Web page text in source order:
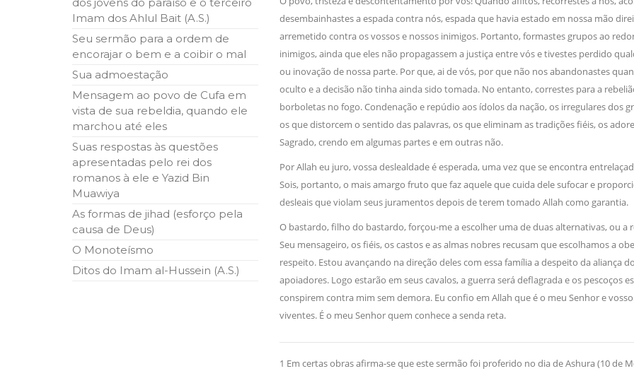
ter entrado numa guerra cultural e religiosa de magnitude. Mais
Hejrita. Desejamos a todos os
10 DE NOVEMBRO DE 2013
Falecimento do Imam Ali Ibn Al-Hussein (A.S.)
relembramos o martírio do quarto Imam dos muçulmanos, o Imam Ali Ibn Al-
Hussein Ibn Ali Ibn Abi Táleb (A.S.), conhecido por “Zein Al-Ábidin” (Formosura
NOTÍCIAS
3 DE JULHO DE 2014
Centro Islâmico no
Relações Exteriores
sede, em São Paulo, o ex-
do Irã, Sr. Kamal Kharrazi, que
Imam dos Ahlul Bait (A.S.)
Seu sermão para a ordem de
encorajar o bem e a coibir o mal
Sua admoestação
Mensagem ao povo de Cufa em
vista de sua rebeldia, quando ele
marchou até eles
Suas respostas às questões
apresentadas pelo rei dos
romanos à ele e Yazid Bin
Muawiya
As formas de jihad (esforço pela
causa de Deus)
O Monoteísmo
Ditos do Imam al-Hussein (A.S.)
desembainhastes a espada contra nós, espada que havia estado em nossa mão
arremetido contra os vossos e nossos inimigos. Portanto, formastes grupos ao
inimigos, ainda que eles não propagassem a justiça entre vós e tivestes perdido
ou inovação de nossa parte. Por que, ai de vós, por que não nos abandonastes
oculto e a decisão não tinha ainda sido tomada. No entanto, correstes para a
borboletas no fogo. Condenação e repúdio aos ídolos da nação, os irregulares dos
os que distorcem o sentido das palavras, os que eliminam as tradições fiéis, os
Sagrado, crendo em algumas partes e em outras não.
Por Allah eu juro, vossa deslealdade é esperada, uma vez que se encontra
Sois, portanto, o mais amargo fruto que faz aquele que cuida dele sufocar e
desleais que violam seus juramentos depois de terem tomado Allah como garantia.
O bastardo, filho do bastardo, forçou-me a escolher uma de duas alternativas, ou a
Seu mensageiro, os fiéis, os castos e as almas nobres recusam que escolhamos a
respeito. Estou avançando na direção deles com essa família a despeito da aliança
apoiadores. Logo estarão em seus cavalos, a guerra será deflagrada e os pescoços
conspirem contra mim sem demora. Eu confio em Allah que é o meu Senhor e
viventes. É o meu Senhor quem conhece a senda reta.
1 Em certas obras afirma-se que este sermão foi proferido no dia de Ashura (10 de